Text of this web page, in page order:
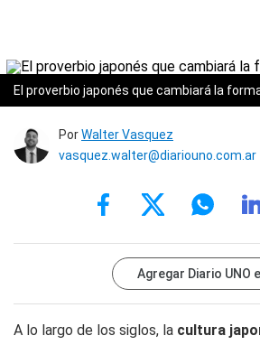
El proverbio japonés que cambiará la
PorWalter Vasquez
vasquez.walter@diariouno.com.ar
Agregar Diario UNO
A lo largo de los siglos, la cultura